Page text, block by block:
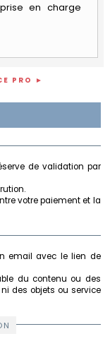
en charge
PRO ►
de validation par
votre paiement et la
email avec le lien de
du contenu ou des
des objets ou service